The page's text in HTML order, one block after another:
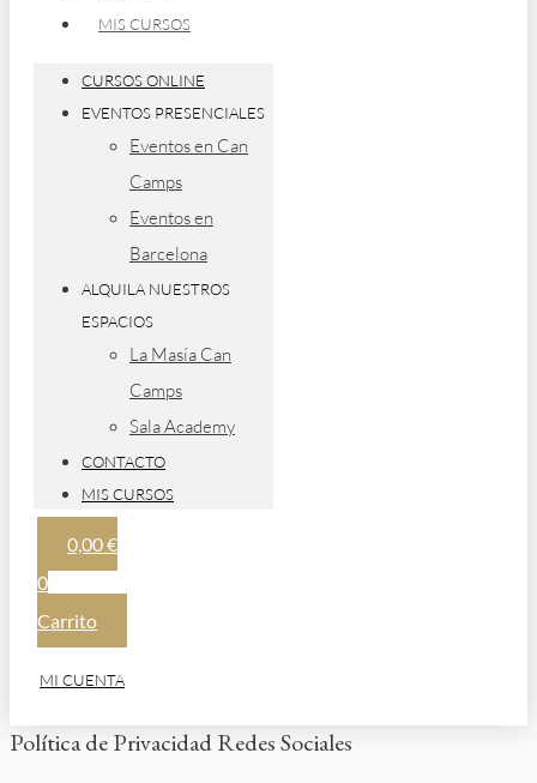
MIS CURSOS
CURSOS ONLINE
EVENTOS PRESENCIALES
Eventos en Can
Camps
Eventos en
Barcelona
ALQUILA NUESTROS
ESPACIOS
La Masía Can
Camps
Sala Academy
CONTACTO
MIS CURSOS
0,00€
0
Carrito
MI CUENTA
Política de Privacidad Redes Sociales